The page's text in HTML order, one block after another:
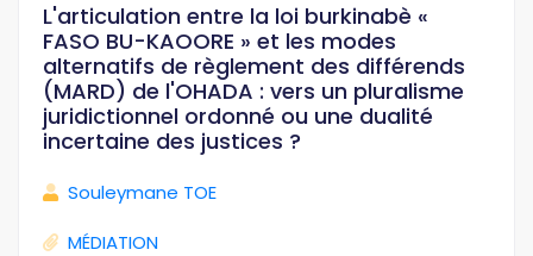
L'articulation entre la loi burkinabè «
FASO BU-KAOORE » et les modes
alternatifs de règlement des différends
(MARD) de l'OHADA : vers un pluralisme
juridictionnel ordonné ou une dualité
incertaine des justices ?
Souleymane TOE
MÉDIATION